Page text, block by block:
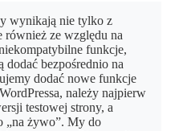
wynikają nie tylko z
również ze względu na
funkcje,
dodać bezpośrednio na
dodać nowe funkcje
należy najpierw
testowej strony, a
„na żywo”. My do